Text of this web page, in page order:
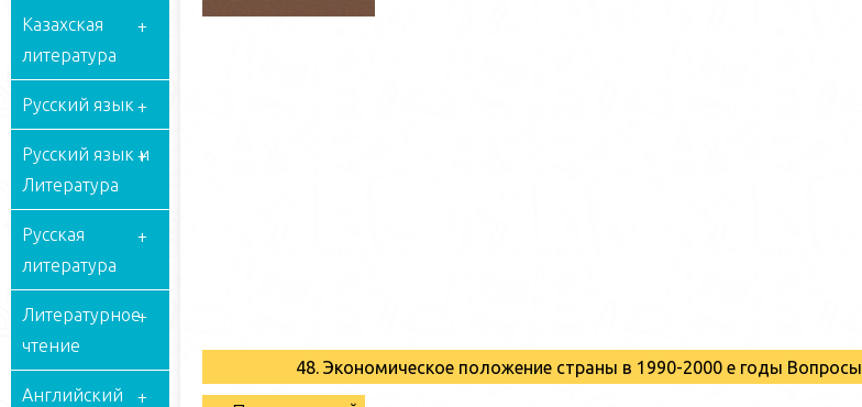
Казахская
литература
Русский язык
Русский язык и
Литература
Русская
литература
Литературное
чтение
Английский
48. Экономическое положение страны в 1990-2000 е годы Вопросы